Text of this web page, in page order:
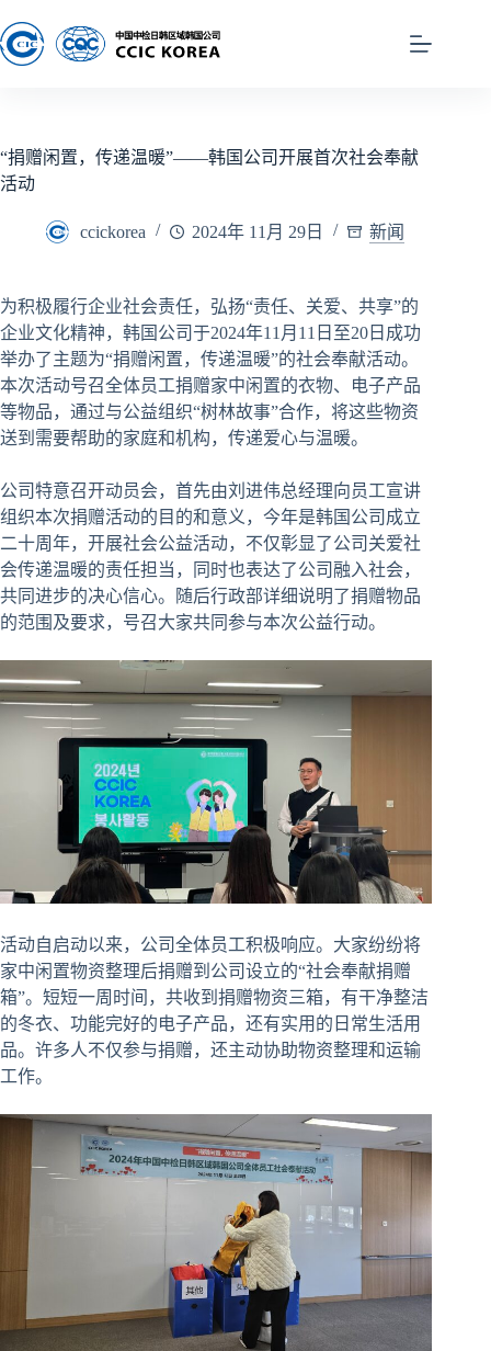
“捐赠闲置，传递温暖”——韩国公司开展首次社会奉献
活动
ccickorea 2024年 11月 29日 新闻
为积极履行企业社会责任，弘扬“责任、关爱、共享”的
企业文化精神，韩国公司于2024年11月11日至20日成功
举办了主题为“捐赠闲置，传递温暖”的社会奉献活动。
本次活动号召全体员工捐赠家中闲置的衣物、电子产品
等物品，通过与公益组织“树林故事”合作，将这些物资
送到需要帮助的家庭和机构，传递爱心与温暖。
公司特意召开动员会，首先由刘进伟总经理向员工宣讲
组织本次捐赠活动的目的和意义，今年是韩国公司成立
二十周年，开展社会公益活动，不仅彰显了公司关爱社
会传递温暖的责任担当，同时也表达了公司融入社会，
共同进步的决心信心。随后行政部详细说明了捐赠物品
的范围及要求，号召大家共同参与本次公益行动。
活动自启动以来，公司全体员工积极响应。大家纷纷将
家中闲置物资整理后捐赠到公司设立的“社会奉献捐赠
箱”。短短一周时间，共收到捐赠物资三箱，有干净整洁
的冬衣、功能完好的电子产品，还有实用的日常生活用
品。许多人不仅参与捐赠，还主动协助物资整理和运输
工作。